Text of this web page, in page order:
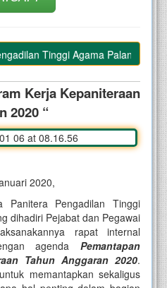
Tinggi Agama Palangka
Kerja Kepaniteraan
2020 “
2020,
Pengadilan Tinggi
dihadiri Pejabat dan Pegawai
rapat internal
agenda Pemantapan
Tahun Anggaran 2020.
memantapkan sekaligus